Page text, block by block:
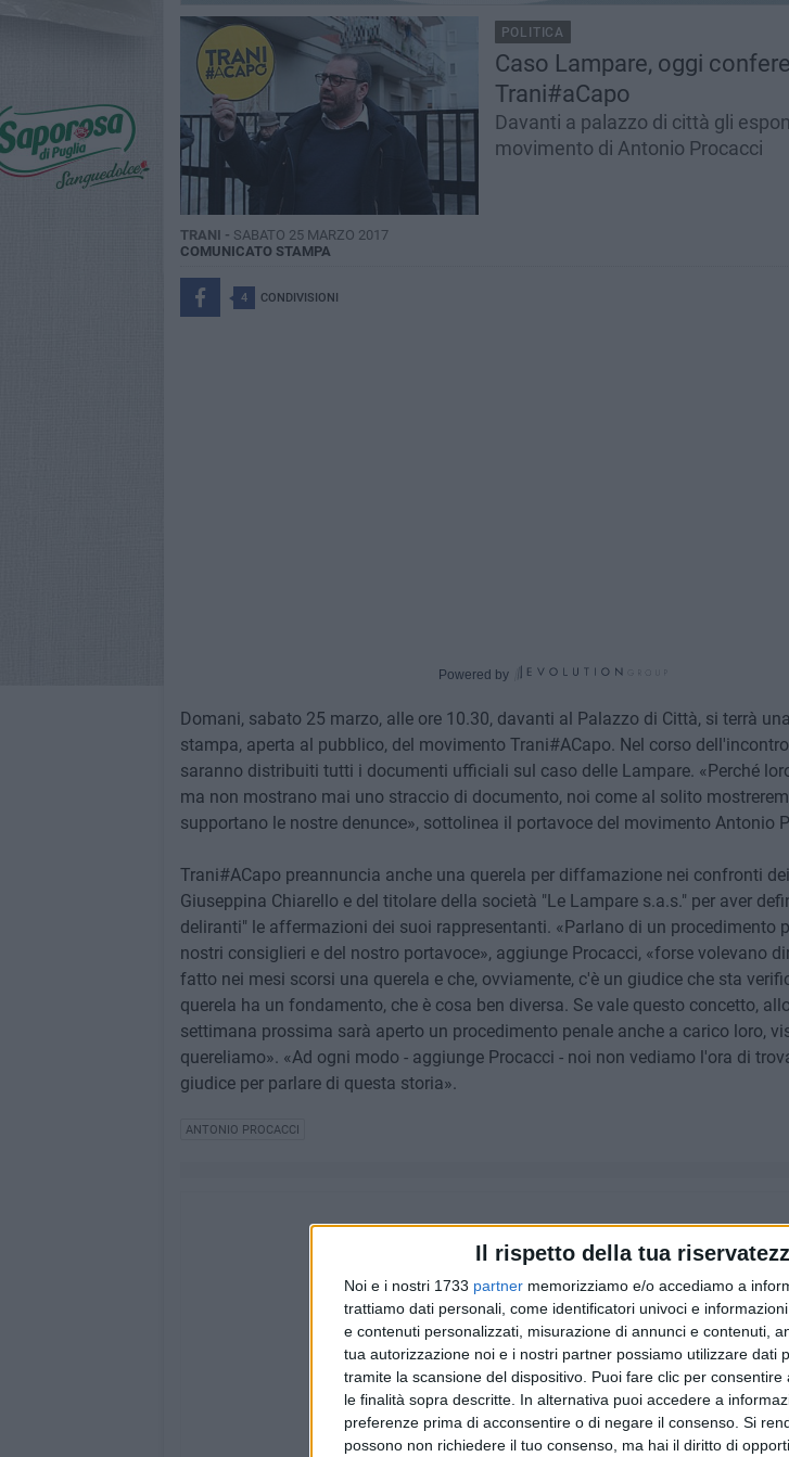
Il rispetto della tua
Noi e i nostri 1733 partner memorizziamo e/o accediamo a
trattiamo dati personali, come identificatori univoci e
e contenuti personalizzati, misurazione di annunci e contenuti,
tua autorizzazione noi e i nostri partner possiamo utilizzare dati
tramite la scansione del dispositivo. Puoi fare clic per
le finalità sopra descritte. In alternativa puoi accedere a
preferenze prima di acconsentire o di negare il consenso. Si
possono non richiedere il tuo consenso, ma hai il diritto di
POLITICA
Caso Lampare, oggi
Trani#aCapo
Davanti a palazzo di città gli
movimento di Antonio Procacci
TRANI - SABATO 25 MARZO 2017
COMUNICATO STAMPA
4 CONDIVISIONI
Powered by
Domani, sabato 25 marzo, alle ore 10.30, davanti al Palazzo di Città, si terrà
stampa, aperta al pubblico, del movimento Trani#ACapo. Nel corso
saranno distribuiti tutti i documenti ufficiali sul caso delle Lampare. «Perché
ma non mostrano mai uno straccio di documento, noi come al solito
supportano le nostre denunce», sottolinea il portavoce del movimento Antonio
Trani#ACapo preannuncia anche una querela per diffamazione nei confronti
Giuseppina Chiarello e del titolare della società "Le Lampare s.a.s." per aver
deliranti" le affermazioni dei suoi rappresentanti. «Parlano di un procedimento
nostri consiglieri e del nostro portavoce», aggiunge Procacci, «forse volevano
fatto nei mesi scorsi una querela e che, ovviamente, c'è un giudice che sta
querela ha un fondamento, che è cosa ben diversa. Se vale questo concetto,
settimana prossima sarà aperto un procedimento penale anche a carico loro,
quereliamo». «Ad ogni modo - aggiunge Procacci - noi non vediamo l'ora di
giudice per parlare di questa storia».
ANTONIO PROCACCI